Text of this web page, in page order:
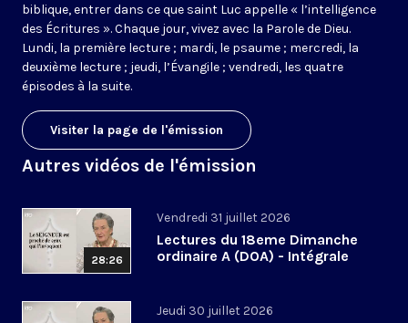
biblique, entrer dans ce que saint Luc appelle « l’intelligence
des Écritures ». Chaque jour, vivez avec la Parole de Dieu.
Lundi, la première lecture ; mardi, le psaume ; mercredi, la
deuxième lecture ; jeudi, l’Évangile ; vendredi, les quatre
épisodes à la suite.
Visiter la page de l'émission
Autres vidéos de l'émission
28:26
Vendredi 31 juillet 2026
Lectures du 18eme Dimanche
ordinaire A (DOA) - Intégrale
Jeudi 30 juillet 2026